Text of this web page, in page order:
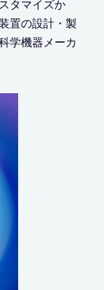
タマイズか
置の設計・製
学機器メーカ